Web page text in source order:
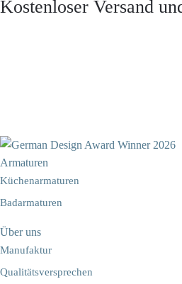
Kostenloser Versand
Armaturen
Küchenarmaturen
Badarmaturen
Über uns
Manufaktur
Qualitätsversprechen